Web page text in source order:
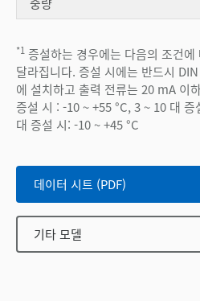
*1 증설하는 경우에는 다음의 조건
달라집니다. 증설 시에는 반드시
에 설치하고 출력 전류는 20 mA 이
증설 시 : -10 ~ +55 °C, 3 ~ 10 대
대 증설 시: -10 ~ +45 °C
데이터 시트 (PDF)
기타 모델